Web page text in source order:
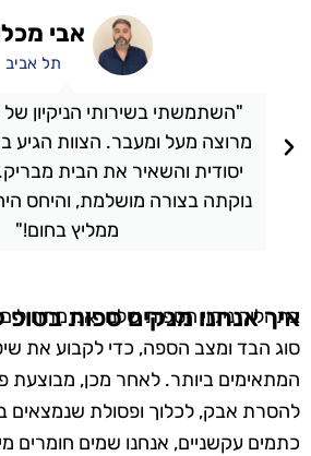
"השתמשתי בשירותי הניקיון של
מרוצה מעל ומעבר. הצוות הגיע
יסודית והשאיר את הבית
נוקתה בצורה מושלמת, והיחס
ממליץ בחום!"
אבי
תל אביב
איך אנחנו מנקים ספות בטופ
בתהליך ניקוי הספות שלנו, אנו
סוג הבד ומצב הספה, כדי לקבוע את
המתאימים ביותר. לאחר מכן, מבוצעת
להסרת אבק, לכלוך ופסולת שנמצאים
כתמים עקשניים, אנחנו שמים חומרים